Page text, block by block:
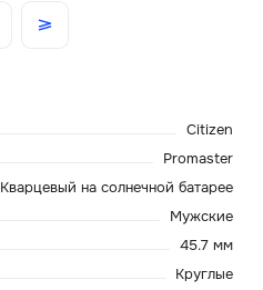
Citizen
Promaster
Кварцевый на солнечной батарее
Мужские
45.7 мм
Круглые